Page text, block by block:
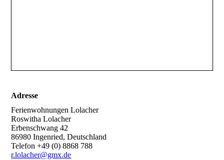
Adresse
Ferienwohnungen Lolacher
Roswitha Lolacher
Erbenschwang 42
86980 Ingenried, Deutschland
Telefon +49 (0) 8868 788
r.lolacher@gmx.de